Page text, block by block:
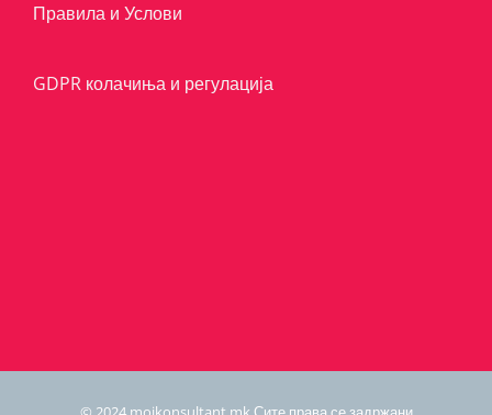
Правила и Услови
GDPR колачиња и регулација